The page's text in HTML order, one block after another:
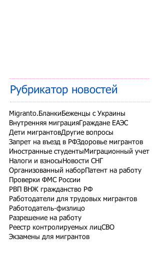
Рубрикатор новостей
Migranto.Бланки Беженцы с Украины
Внутренняя миграция Граждане ЕАЭС
Дети мигрантовДругие вопросы
Запрет на въезд в РФЗдоровье мигрантов
Иностранные студенты Миграционный учет
Налоги и взносы Новости СНГ
Организованный набор Патент на работу
Проверки ФМС России
РВП ВНЖ гражданство РФ
Работодатели для трудовых мигрантов
Работодатель-физлицо
Разрешение на работу
Реестр контролируемых лицСВО
Экзамены для мигрантов